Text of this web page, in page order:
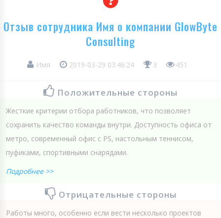
Отзыв сотрудника Имя о компании GlowByte
Consulting
Имя 2019-03-29 03:46:24 3 451
Положительные стороны
Жесткие критерии отбора работников, что позволяет
сохранить качество команды внутри. Доступность офиса от
метро, современный офис с PS, настольным теннисом,
пуфиками, спортивными снарядами.
Подробнее >>
Отрицательные стороны
Работы много, особенно если вести несколько проектов